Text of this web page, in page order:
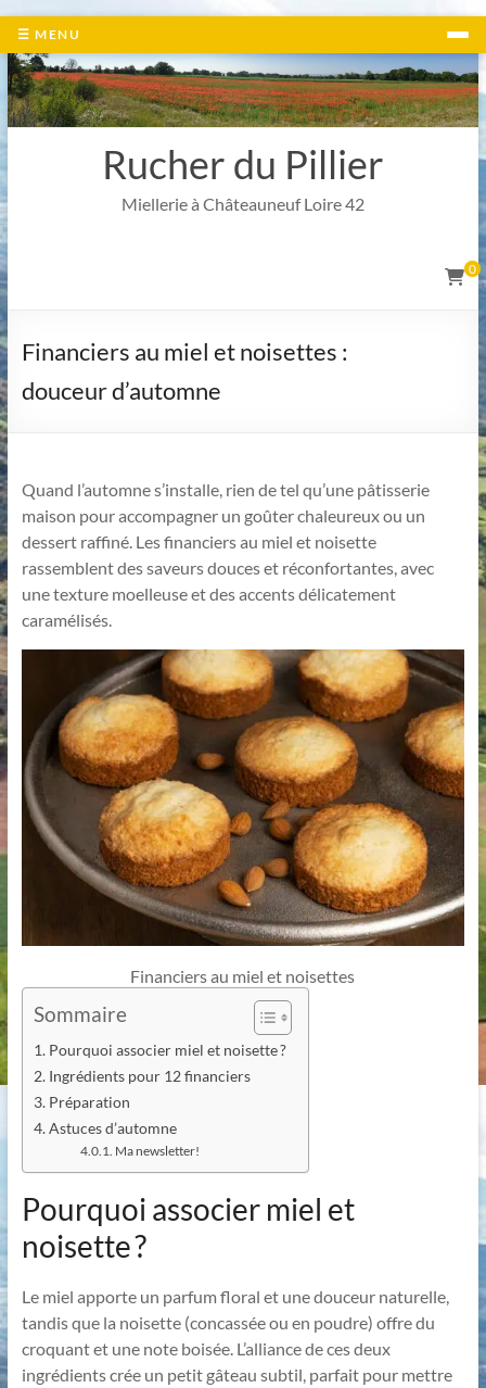
☰ MENU
Aller
contenu
Rucher du Pillier
Miellerie à Châteauneuf Loire 42
0
Financiers au miel et noisettes :
douceur d’automne
Quand l’automne s’installe, rien de tel qu’une pâtisserie
maison pour accompagner un goûter chaleureux ou un
dessert raffiné. Les financiers au miel et noisette
rassemblent des saveurs douces et réconfortantes, avec
une texture moelleuse et des accents délicatement
caramélisés.
Financiers au miel et noisettes
Sommaire
Pourquoi associer miel et noisette ?
Ingrédients pour 12 financiers
Préparation
Astuces d’automne
Ma newsletter!
Pourquoi associer miel et
noisette ?
Le miel apporte un parfum floral et une douceur naturelle,
tandis que la noisette (concassée ou en poudre) offre du
croquant et une note boisée. L’alliance de ces deux
ingrédients crée un petit gâteau subtil, parfait pour mettre